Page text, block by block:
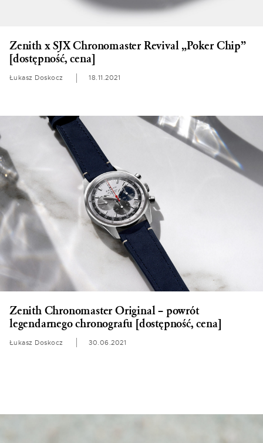
Zenith x SJX Chronomaster Revival „Poker Chip”
[dostępność, cena]
Łukasz Doskocz 18.11.2021
Zenith Chronomaster Original – powrót
legendarnego chronografu [dostępność, cena]
Łukasz Doskocz 30.06.2021